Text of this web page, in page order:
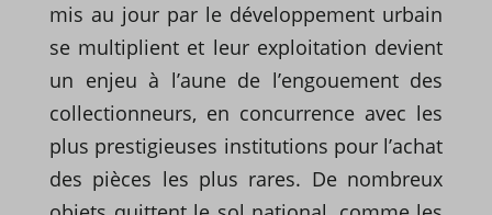
mis au jour par le développement urbain
se multiplient et leur exploitation devient
un enjeu à l’aune de l’engouement des
collectionneurs, en concurrence avec les
plus prestigieuses institutions pour l’achat
des pièces les plus rares. De nombreux